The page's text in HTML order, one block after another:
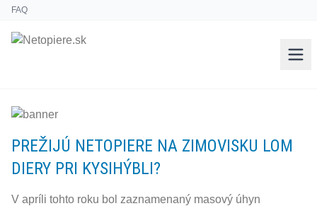
FAQ
PREŽIJÚ NETOPIERE NA ZIMOVISKU LOM
DIERY PRI KYSIHÝBLI?
V apríli tohto roku bol zaznamenaný masový úhyn